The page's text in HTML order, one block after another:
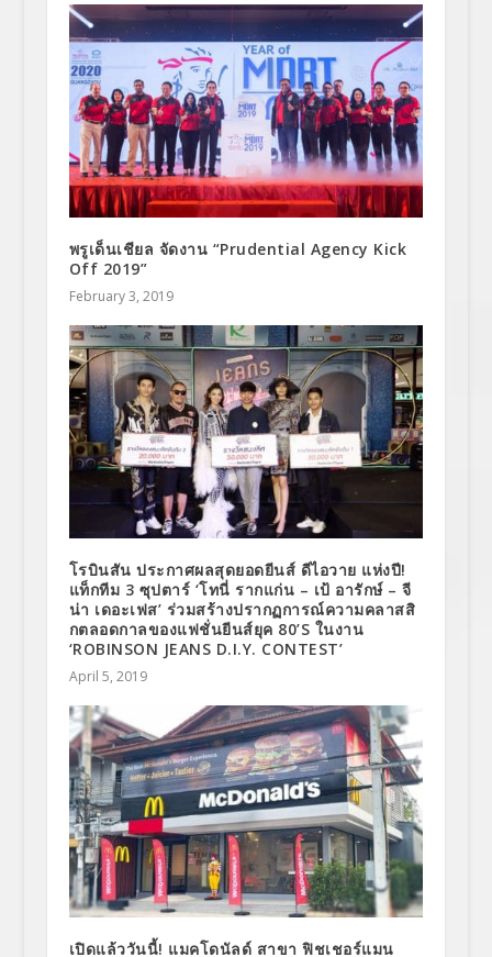
พรูเด็นเชียล จัดงาน “Prudential Agency Kick
Off 2019”
February 3, 2019
โรบินสัน ประกาศผลสุดยอดยีนส์ ดีไอวาย แห่งปี!
แท็กทีม 3 ซุปตาร์ ‘โทนี่ รากแก่น – เป้ อารักษ์ – จี
น่า เดอะเฟส’ ร่วมสร้างปรากฏการณ์ความคลาสสิ
กตลอดกาลของแฟชั่นยีนส์ยุค 80’S ในงาน
‘ROBINSON JEANS D.I.Y. CONTEST’
April 5, 2019
เปิดแล้ววันนี้! แมคโดนัลด์ สาขา ฟิชเชอร์แมน